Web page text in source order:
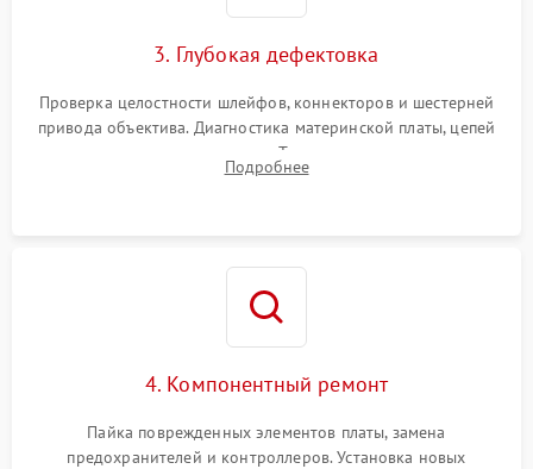
3. Глубокая дефектовка
Проверка целостности шлейфов, коннекторов и шестерней
привода объектива. Диагностика материнской платы, цепей
питания и картоприемника. Тестирование механизма
затвора и блока внутрикамерной стабилизации.
Подробнее
4. Компонентный ремонт
Пайка поврежденных элементов платы, замена
предохранителей и контроллеров. Установка новых